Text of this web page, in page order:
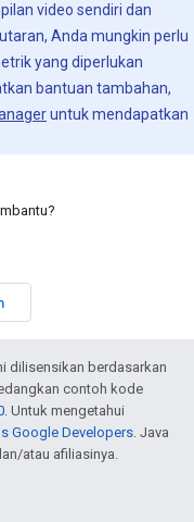
video sendiri dan
Anda mungkin perlu
yang diperlukan
bantuan tambahan,
untuk mendapatkan
dilisensikan berdasarkan
contoh kode
. Untuk mengetahui
Google Developers. Java
atau afiliasinya.